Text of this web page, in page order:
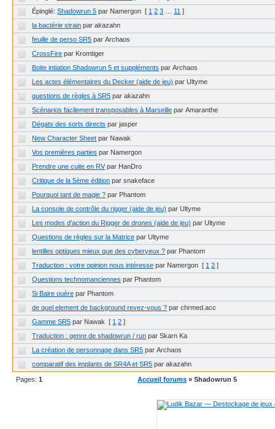
Épinglé:Shadowrun 5 par Namergon [ 1 2 3 11 ]
la bactérie strain par akazahn
feuille de perso SR5 par Archaos
CrossFire par Kromtiger
Boite intiation Shadowrun 5 et suppléments par Archaos
Les actes élémentaires du Decker (aide de jeu) par Ultyme
questions de règles à SR5 par akazahn
Scénarios facilement transposables à Marseille par Amaranthe
Dégats des sorts directs par jasper
New Character Sheet par Nawak
Vos premières parties par Namergon
Prendre une cuite en RV par HanDro
Critique de la 5ème édition par snakeface
Pourquoi tant de magie ? par Phantom
La console de contrôle du rigger (aide de jeu) par Ultyme
Les modes d'action du Rigger de drones (aide de jeu) par Ultyme
Questions de règles sur la Matrice par Ultyme
lentilles optiques mieux que des cyberyeux ? par Phantom
Traduction : votre opinion nous intéresse par Namergon [ 1 2 ]
Questions technomanciennes par Phantom
Si Baire ouère par Phantom
de quel element de background revez-vous ? par chrmed.acc
Gamme SR5 par Nawak [ 1 2 ]
Traduction : genre de shadowrun / run par Skarn Ka
La création de personnage dans SR5 par Archaos
comparatif des implants de SR4A et SR5 par akazahn
Pages: 1 Accueil forums » Shadowrun 5